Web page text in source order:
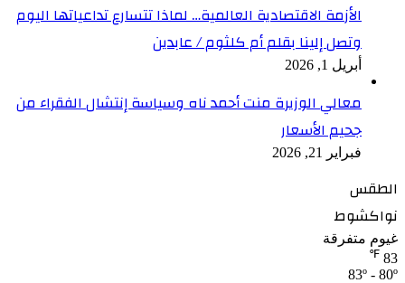
الأزمة الاقتصادية العالمية… لماذا تتسارع تداعياتها اليوم
وتصل إلينا بقلم أم كلثوم / عابدين
أبريل 1, 2026
معالي الوزيرة منت أحمد ناه وسياسة إنتشال الفقراء من
جحيم الأسعار
فبراير 21, 2026
الطقس
نواكشوط
غيوم متفرقة
83
℉
83º - 80º